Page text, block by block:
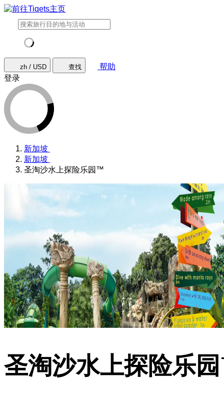
zh / USD 查找
帮助
登录
新加坡
新加坡
圣淘沙水上探险乐园™
圣淘沙水上探险乐